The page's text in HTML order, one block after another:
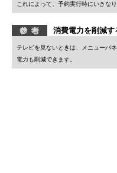
これによって、予約実行時にいきな
消費電力を削減す
テレビを見ないときは、メニューパ
電力も削減できます。